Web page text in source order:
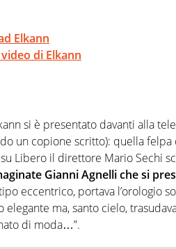
Elkann
di Elkann
si è presentato davanti alla
un copione scritto): quella felpa
Libero il direttore Mario Sechi
Gianni Agnelli che si
eccentrico, portava l’orologio
ma, santo cielo,
di moda…”.